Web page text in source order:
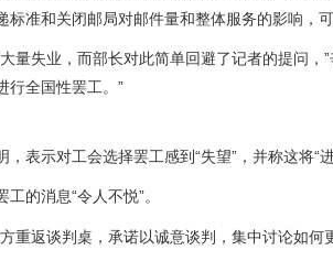
标准和关闭邮局对邮件量和整体服务的影响，
量失业，而部长对此简单回避了记者的提问
行全国性罢工。”
，表示对工会选择罢工感到“失望”，并称这将“
的消息“令人不悦”。
重返谈判桌，承诺以诚意谈判，集中讨论如何